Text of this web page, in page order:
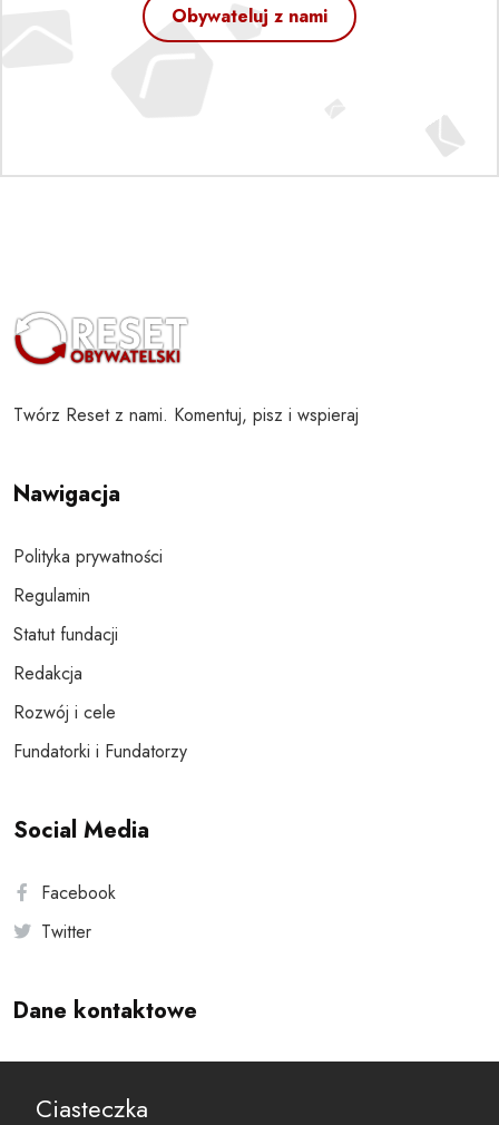
Obywateluj z nami
Twórz Reset z nami. Komentuj, pisz i wspieraj
Nawigacja
Polityka prywatności
Regulamin
Statut fundacji
Redakcja
Rozwój i cele
Fundatorki i Fundatorzy
Social Media
Facebook
Twitter
Dane kontaktowe
reset@resetobywatelski.pl
Ciasteczka